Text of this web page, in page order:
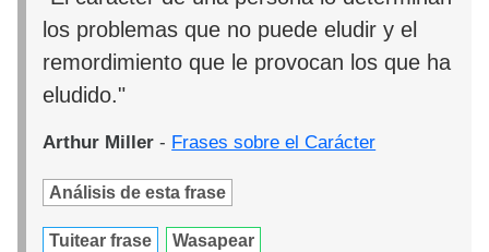
los problemas que no puede eludir y el
remordimiento que le provocan los que ha
eludido."
Arthur Miller - Frases sobre el Carácter
Análisis de esta frase
Tuitear frase Wasapear